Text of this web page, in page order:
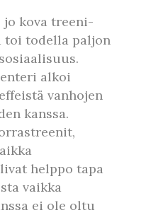
kova treeni-
todella paljon
alkoi
vanhojen
kanssa.
helppo tapa
vaikka
ei ole oltu